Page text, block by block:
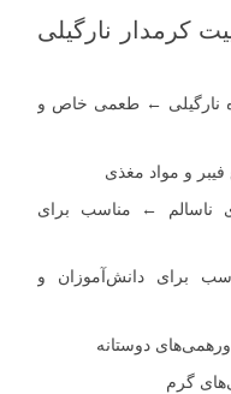
کرمدار نارگیلی
نارگیلی ← طعمی خاص و
فیبر و مواد مغذی
ناسالم ← مناسب برای
برای دانش‌آموزان و
دوستانه
گرم